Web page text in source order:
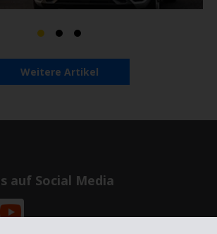
Weitere Artikel
auf Social Media